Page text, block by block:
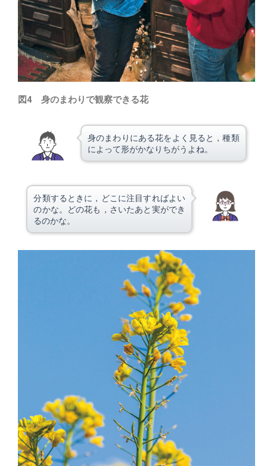
図4 身のまわりで観察できる花
身のまわりにある花をよく見ると，種類
によって形がかなりちがうよね。
分類するときに，どこに注目すればよい
のかな。どの花も，さいたあと実ができ
るのかな。